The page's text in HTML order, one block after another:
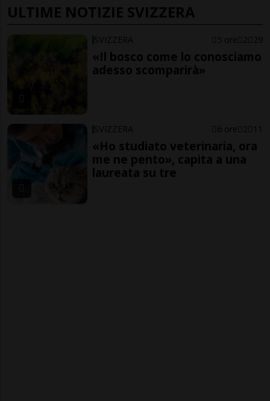
ULTIME NOTIZIE SVIZZERA
SVIZZERA 5 ore 2 29
«Il bosco come lo conosciamo
adesso scomparirà»
SVIZZERA 6 ore 2 11
«Ho studiato veterinaria, ora
me ne pento», capita a una
laureata su tre